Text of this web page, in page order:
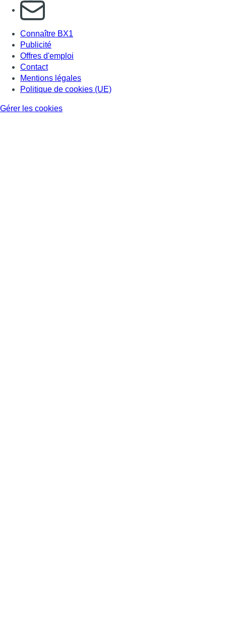
S'abonner à notre newsletter
Connaître BX1
Publicité
Offres d'emploi
Contact
Mentions légales
Politique de cookies (UE)
Gérer les cookies